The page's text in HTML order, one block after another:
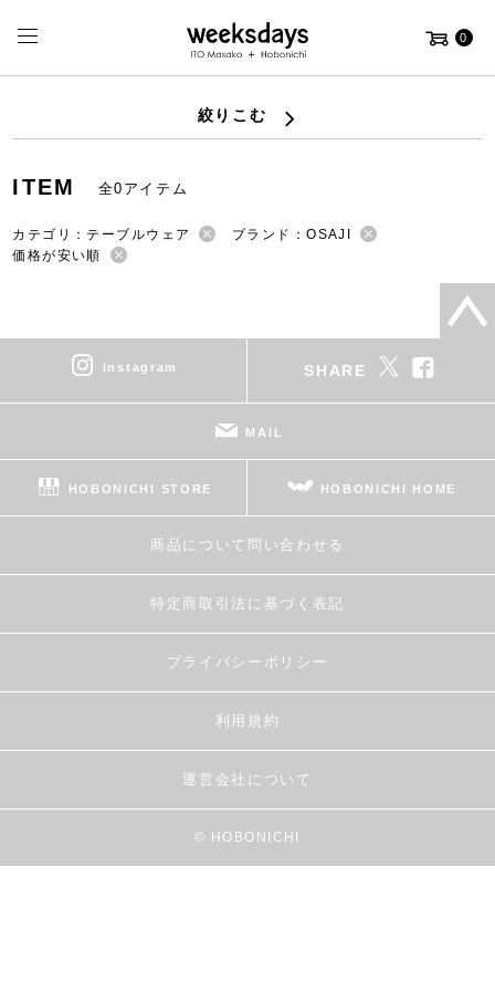
0
絞りこむ
ITEM 全0アイテム
カテゴリ：テーブルウェア
ブランド：OSAJI
価格が安い順
instagram SHARE
MAIL
HOBONICHI STORE HOBONICHI HOME
商品について問い合わせる
特定商取引法に基づく表記
プライバシーポリシー
利用規約
運営会社について
© HOBONICHI